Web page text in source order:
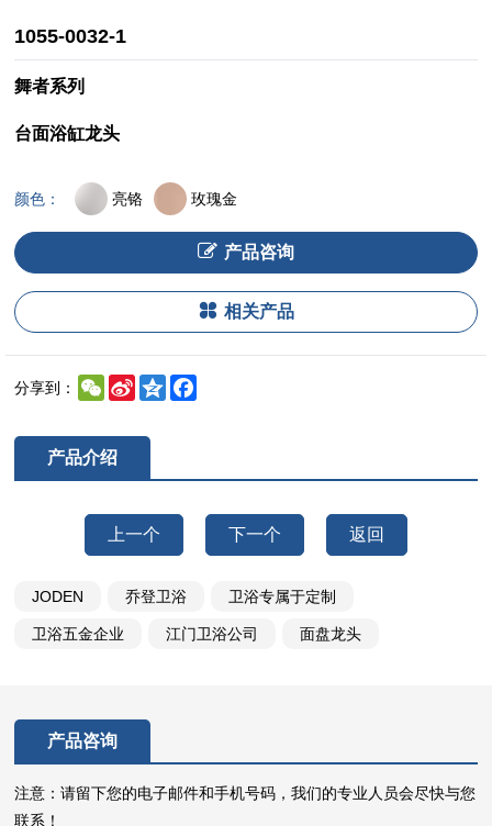
1055-0032-1
舞者系列
台面浴缸龙头
颜色： 亮铬 玫瑰金
产品咨询
相关产品
分享到： WeChat
Sina
Weibo
Qzone
产品介绍
上一个 下一个 返回
JODEN 乔登卫浴 卫浴专属于定制
卫浴五金企业 江门卫浴公司 面盘龙头
产品咨询
注意：请留下您的电子邮件和手机号码，我们的专业人员会尽快与您
联系！